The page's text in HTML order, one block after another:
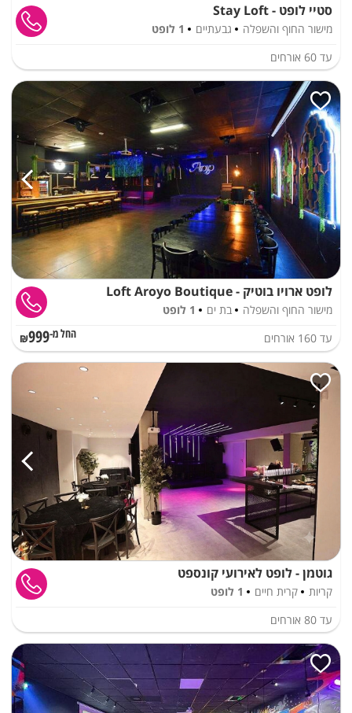
סטיי לופט - Stay Loft
מישור החוף והשפלה גבעתיים
1 לופט
עד 60 אורחים
לופט ארויו בוטיק - Loft Aroyo Boutique
מישור החוף והשפלה בת ים
1 לופט
עד 160 אורחים החל מ-₪999
גוטמן - לופט לאירועי קונספט
קריות קרית חיים
1 לופט
עד 80 אורחים